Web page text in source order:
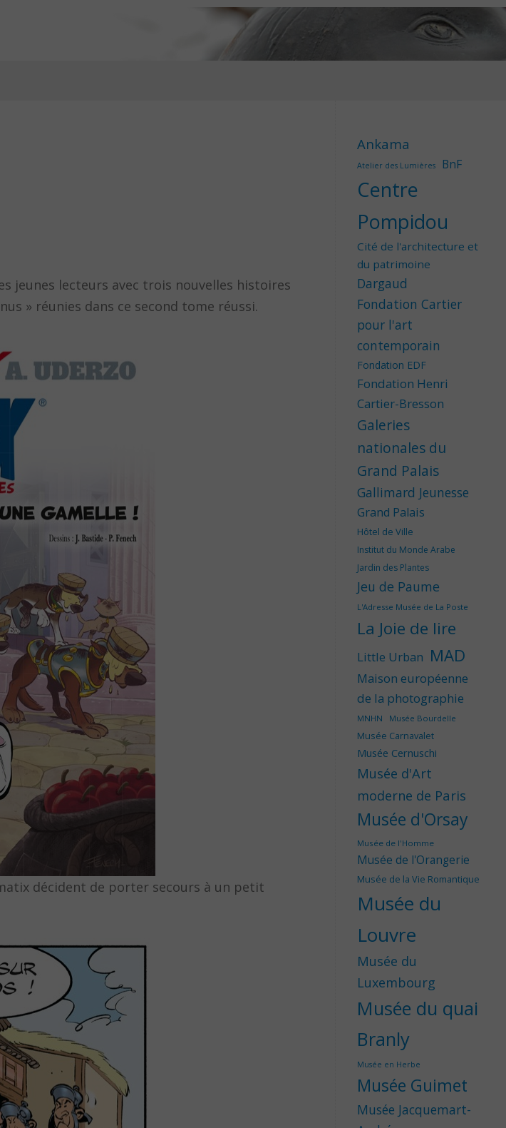
jeunes lecteurs avec trois nouvelles histoires
» réunies dans ce second tome réussi.
décident de porter secours à un petit
Ankama
Atelier des Lumières BnF
Centre
Pompidou
Cité de l'architecture et
du patrimoine
Dargaud
Fondation Cartier
pour l'art
contemporain
Fondation EDF
Fondation Henri
Cartier-Bresson
Galeries
nationales du
Grand Palais
Gallimard Jeunesse
Grand Palais
Hôtel de Ville
Institut du Monde Arabe
Jardin des Plantes
Jeu de Paume
L'Adresse Musée de La Poste
La Joie de lire
Little Urban MAD
Maison européenne
de la photographie
MNHN Musée Bourdelle
Musée Carnavalet
Musée Cernuschi
Musée d'Art
moderne de Paris
Musée d'Orsay
Musée de l'Homme
Musée de l'Orangerie
Musée de la Vie Romantique
Musée du
Louvre
Musée du
Luxembourg
Musée du quai
Branly
Musée en Herbe
Musée Guimet
Musée Jacquemart-